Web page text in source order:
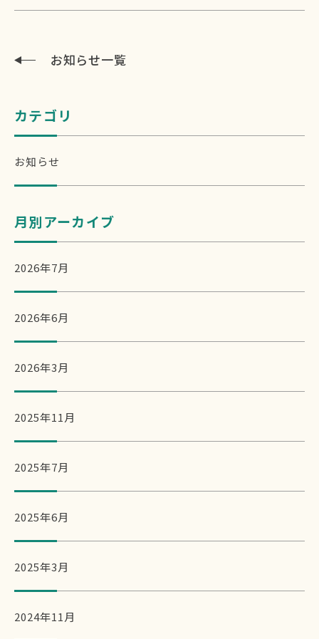
お知らせ一覧
カテゴリ
お知らせ
月別アーカイブ
2026年7月
2026年6月
2026年3月
2025年11月
2025年7月
2025年6月
2025年3月
2024年11月